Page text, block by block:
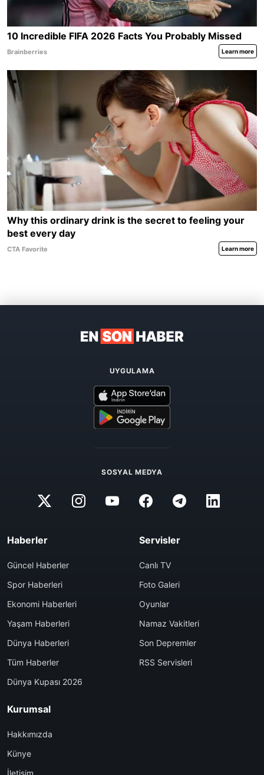
UYGULAMA
SOSYAL MEDYA
Haberler
Güncel Haberler
Spor Haberleri
Ekonomi Haberleri
Yaşam Haberleri
Dünya Haberleri
Tüm Haberler
Dünya Kupası 2026
Servisler
Canlı TV
Foto Galeri
Oyunlar
Namaz Vakitleri
Son Depremler
RSS Servisleri
Kurumsal
Hakkımızda
Künye
İletişim